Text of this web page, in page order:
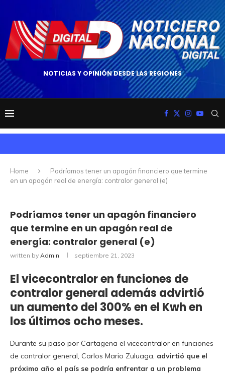
NOTICIAS Y OPINIÓN DESDE LAS REGIONES
Home
Podríamos tener un apagón financiero que termine
en un apagón real de energía: contralor general (e)
Podríamos tener un apagón financiero
que termine en un apagón real de
energía: contralor general (e)
written by Admin septiembre 21, 2023
El vicecontralor en funciones de
contralor general además advirtió
un aumento del 300% en el Kwh en
los últimos ocho meses.
Durante su paso por Cartagena el vicecontralor en funciones
de contralor general, Carlos Mario Zuluaga, advirtió que el
próximo año el país se podría enfrentar a un problema